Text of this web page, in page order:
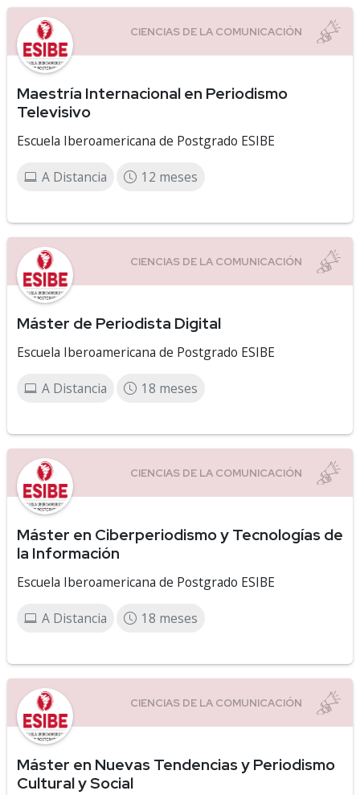
Maestría Internacional en Periodismo
Televisivo
Escuela Iberoamericana de Postgrado ESIBE
A Distancia 12 meses
Máster de Periodista Digital
Escuela Iberoamericana de Postgrado ESIBE
A Distancia 18 meses
Máster en Ciberperiodismo y Tecnologías de
la Información
Escuela Iberoamericana de Postgrado ESIBE
A Distancia 18 meses
Máster en Nuevas Tendencias y Periodismo
Cultural y Social